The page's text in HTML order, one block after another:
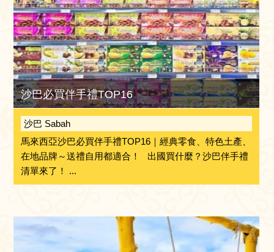
沙巴必買伴手禮TOP16
沙巴 Sabah
馬來西亞沙巴必買伴手禮TOP16｜經典零食、特色土產、
在地品牌～送禮自用都適合！ 出國買什麼？沙巴伴手禮
清單來了！ ...